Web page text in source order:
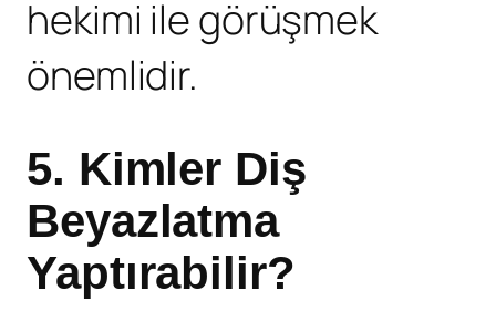
hekimi ile görüşmek
önemlidir.
5. Kimler Diş
Beyazlatma
Yaptırabilir?